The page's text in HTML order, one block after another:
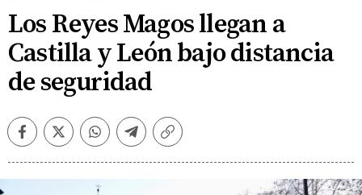
Los Reyes Magos llegan a
Castilla y León bajo distancia
de seguridad
FacebookTwitterWhatsappTelegramCopiar